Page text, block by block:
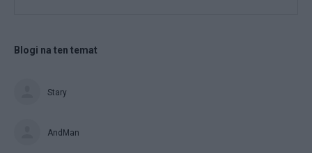
Blogi na ten temat
Stary
AndMan